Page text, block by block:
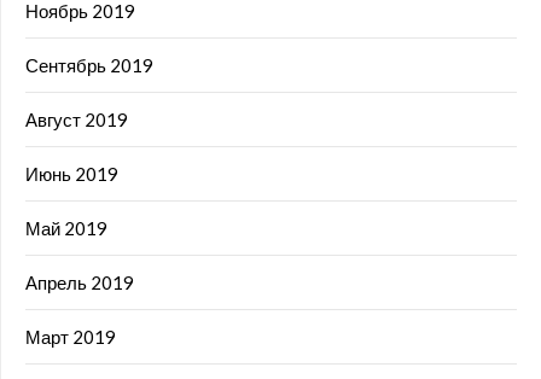
Ноябрь 2019
Сентябрь 2019
Август 2019
Июнь 2019
Май 2019
Апрель 2019
Март 2019